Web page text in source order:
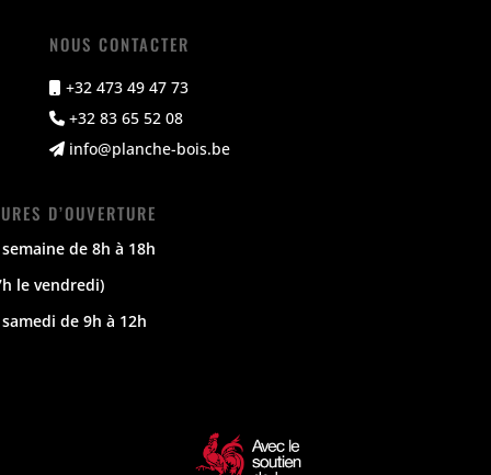
NOUS CONTACTER
+32 473 49 47 73
+32 83 65 52 08
info@planche-bois.be
D’OUVERTURE
de 8h à 18h
le vendredi)
de 9h à 12h